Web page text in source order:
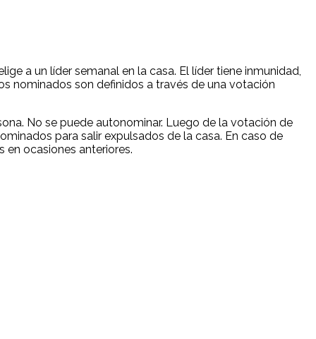
a un líder semanal en la casa. El líder tiene inmunidad,
nominados son definidos a través de una votación
No se puede autonominar. Luego de la votación de
para salir expulsados de la casa. En caso de
ocasiones anteriores.